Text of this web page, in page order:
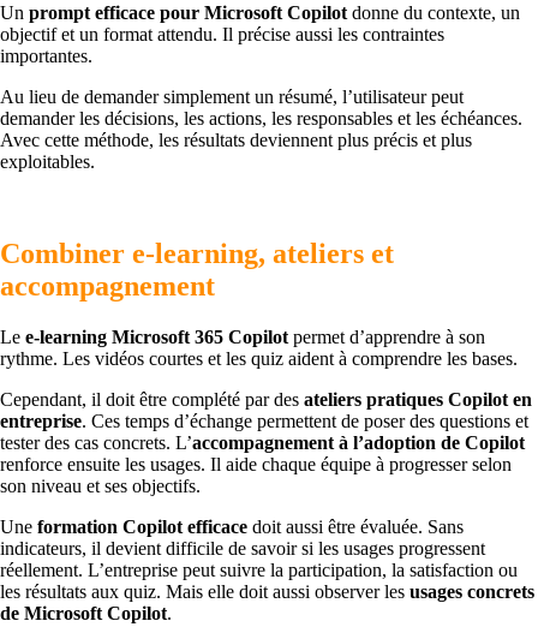
Un prompt efficace pour Microsoft Copilot donne du contexte, un
objectif et un format attendu. Il précise aussi les contraintes
importantes.
Au lieu de demander simplement un résumé, l’utilisateur peut
demander les décisions, les actions, les responsables et les échéances.
Avec cette méthode, les résultats deviennent plus précis et plus
exploitables.
Combiner e-learning, ateliers et
accompagnement
Le e-learning Microsoft 365 Copilot permet d’apprendre à son
rythme. Les vidéos courtes et les quiz aident à comprendre les bases.
Cependant, il doit être complété par des ateliers pratiques Copilot en
entreprise. Ces temps d’échange permettent de poser des questions et
tester des cas concrets. L’accompagnement à l’adoption de Copilot
renforce ensuite les usages. Il aide chaque équipe à progresser selon
son niveau et ses objectifs.
Une formation Copilot efficace doit aussi être évaluée. Sans
indicateurs, il devient difficile de savoir si les usages progressent
réellement. L’entreprise peut suivre la participation, la satisfaction ou
les résultats aux quiz. Mais elle doit aussi observer les usages concrets
de Microsoft Copilot.